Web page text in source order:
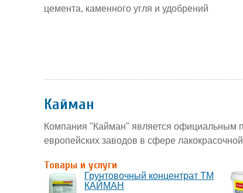
цемента, каменного угля и удобрений
Кайман
Компания "Кайман" является официальным
европейских заводов в сфере
Товары и услуги
Грунтовочный концентрат ТМ
КАЙМАН